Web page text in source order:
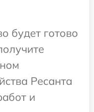
будет готово
Ресанта
и